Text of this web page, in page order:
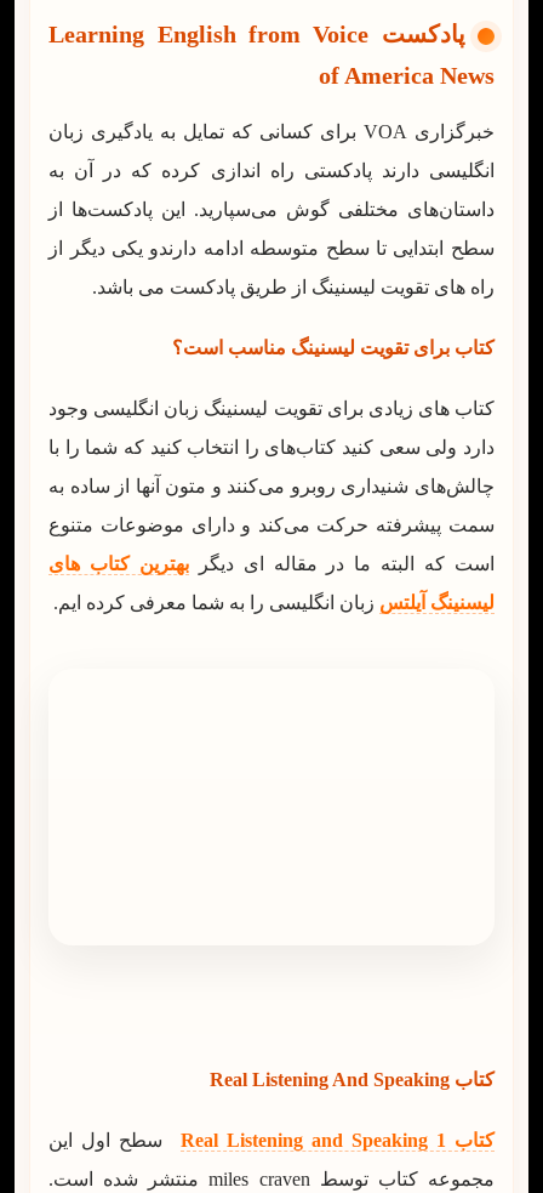
پادکست Learning English from Voice
of America News
خبرگزاری VOA برای کسانی که تمایل به یادگیری زبان
انگلیسی دارند پادکستی راه اندازی کرده که در آن به
داستان‌های مختلفی گوش می‌سپارید. این پادکست‌ها از
سطح ابتدایی تا سطح متوسطه ادامه دارندو یکی دیگر از
راه های تقویت لیسنینگ از طریق پادکست می باشد.
کتاب برای تقویت لیسنینگ مناسب است؟
کتاب های زیادی برای تقویت لیسنینگ زبان انگلیسی وجود
دارد ولی سعی کنید کتاب‌های را انتخاب کنید که شما را با
چالش‌های شنیداری روبرو می‌کنند و متون آنها از ساده به
سمت پیشرفته حرکت می‌کند و دارای موضوعات متنوع
است که البته ما در مقاله ای دیگر بهترین کتاب های
لیسنینگ آیلتس زبان انگلیسی را به شما معرفی کرده ایم.
کتاب Real Listening And Speaking
کتاب 1 Real Listening and Speaking
سطح اول این
مجموعه کتاب توسط miles craven منتشر شده است.